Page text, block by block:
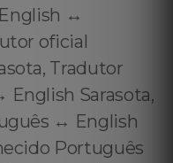
↔️
oficial
Tradutor
Sarasota,
↔️ English
Português